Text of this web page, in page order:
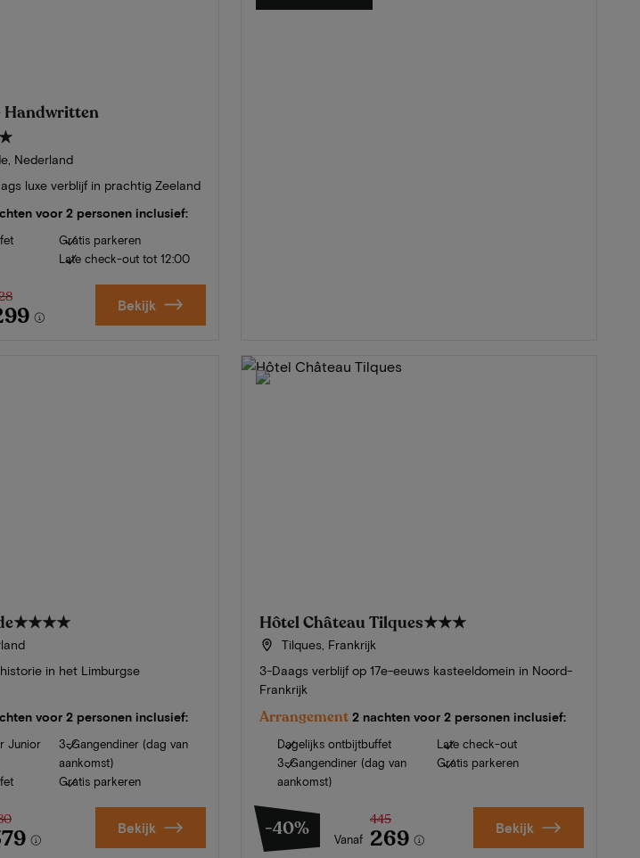
Handwritten
Nederland
luxe verblijf in prachtig Zeeland
voor 2 personen inclusief:
Gratis parkeren
Late check-out tot 12:00
Bekijk
★★★★
in het Limburgse
voor 2 personen inclusief:
Junior
3-Gangendiner (dag van
aankomst)
Gratis parkeren
Bekijk
Hôtel Château Tilques★★★
Tilques, Frankrijk
3-Daags verblijf op 17e-eeuws kasteeldomein in Noord-
Frankrijk
Arrangement 2 nachten voor 2 personen inclusief:
Dagelijks ontbijtbuffet
3-Gangendiner (dag van
aankomst)
Late check-out
Gratis parkeren
-40% Vanaf
445
269 Bekijk